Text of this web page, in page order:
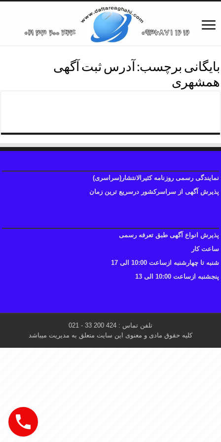
بایگانی برچسب: آدرس ثبت آگهی
همشهری
نمایندگی رسمی روزنامه کثیرالانتشار(سراسری)
پذیرش آگهی از سراسرکشور درسریع ترین زمان
پذیرش انواع آگهی طبق تعرفه رسمی
ساعت کار
شنبه تا چهارشنبه ازساعت 10:00 الی 17
پنجشنبه ازساعت 10:00 الی 13
تلفن تماس : 424 200 33 - 021
کلیه حقوق مادی و معنوی این سایت متعلق به مدیریت میباشد